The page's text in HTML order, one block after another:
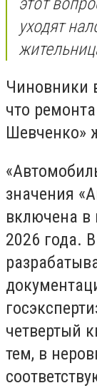
уходят
Чиновники
что
Шевченко»
значения
включена в
2026 года.
четвертый
тем, в